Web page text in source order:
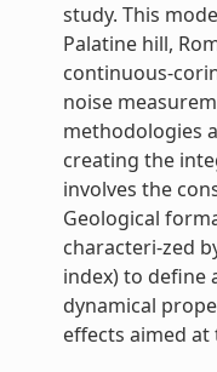
study. This
Palatine hill,
continuous-
noise
methodologies
creating the
involves the
Geological
characteri-zed
index) to define
dynamical
effects aimed